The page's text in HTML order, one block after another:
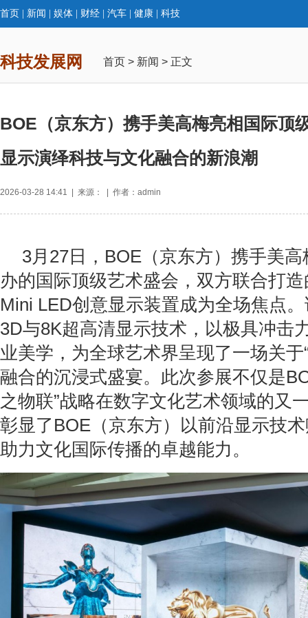
首页 新闻 娱体 财经 汽车 健康 科技
科技发展网 首页 > 新闻 > 正文
BOE（京东方）携手美高梅亮相国际顶
显示演绎科技与文化融合的新浪潮
2026-03-28 14:41 | 来源： | 作者：admin
3月27日，BOE（京东方）携手美
办的国际顶级艺术盛会，双方联合打造
Mini LED创意显示装置成为全场焦点
3D与8K超高清显示技术，以极具冲击
业美学，为全球艺术界呈现了一场关于
融合的沉浸式盛宴。此次参展不仅是
之物联”战略在数字文化艺术领域的又
彰显了BOE（京东方）以前沿显示技
助力文化国际传播的卓越能力。